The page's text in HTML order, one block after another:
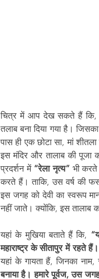
चित्र में आप देख सकते हैं कि,
तलाब बना दिया गया है।
पास ही एक छोटा सा, मां
इस मंदिर और तालाब की
प्रदर्शन में “रेला नृत्य” भी
करते हैं। ताकि, उस वर्ष की
इस जगह को देवी का स्वरूप
नहीं जाते। क्योंकि, इस तालाब
यहां के मुखिया बताते हैं कि,
महाराष्ट्र के सीतापुर में रहते
यहां के गायता हैं, जिनका
बनाया है। हमारे पूर्वज, उस